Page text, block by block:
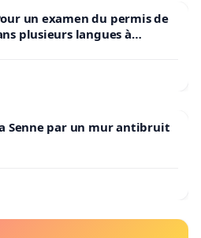
un examen du permis de
plusieurs langues à
Senne par un mur antibruit